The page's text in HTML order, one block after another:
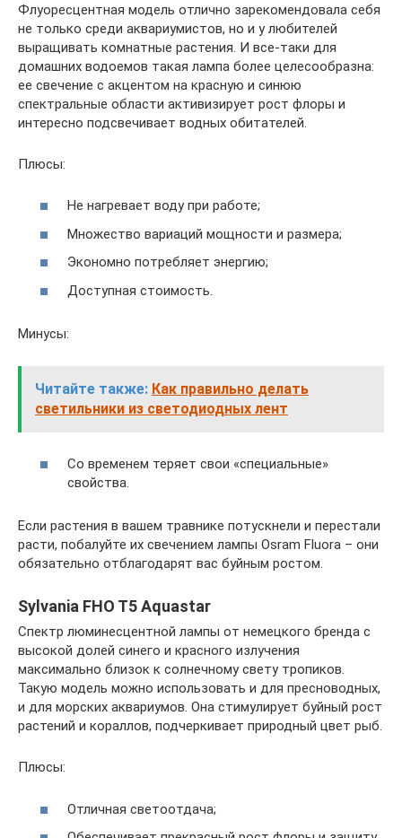
Флуоресцентная модель отлично зарекомендовала себя
не только среди аквариумистов, но и у любителей
выращивать комнатные растения. И все-таки для
домашних водоемов такая лампа более целесообразна:
ее свечение с акцентом на красную и синюю
спектральные области активизирует рост флоры и
интересно подсвечивает водных обитателей.
Плюсы:
Не нагревает воду при работе;
Множество вариаций мощности и размера;
Экономно потребляет энергию;
Доступная стоимость.
Минусы:
Читайте также: Как правильно делать
светильники из светодиодных лент
Со временем теряет свои «специальные»
свойства.
Если растения в вашем травнике потускнели и перестали
расти, побалуйте их свечением лампы Osram Fluora – они
обязательно отблагодарят вас буйным ростом.
Sylvania FHO T5 Aquastar
Спектр люминесцентной лампы от немецкого бренда с
высокой долей синего и красного излучения
максимально близок к солнечному свету тропиков.
Такую модель можно использовать и для пресноводных,
и для морских аквариумов. Она стимулирует буйный рост
растений и кораллов, подчеркивает природный цвет рыб.
Плюсы:
Отличная светоотдача;